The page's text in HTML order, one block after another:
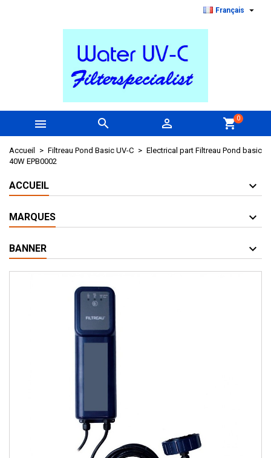
Français 
   shopping_cart0
Accueil Filtreau Pond Basic UV-C
Electrical part Filtreau Pond basic
40W EPB0002
ACCUEIL
MARQUES
BANNER